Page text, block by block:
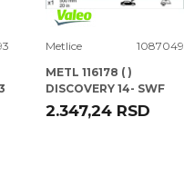
Metlice
1087049
METL 116178 ( )
DISCOVERY 14- SWF
2.347,24 RSD